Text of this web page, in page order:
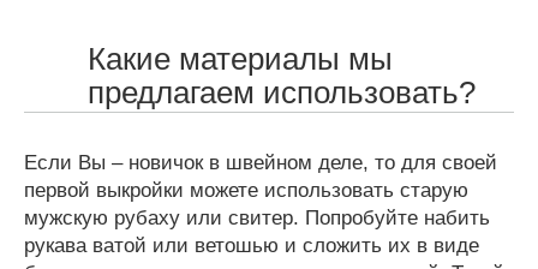
Какие материалы мы
предлагаем использовать?
Если Вы – новичок в швейном деле, то для своей
первой выкройки можете использовать старую
мужскую рубаху или свитер. Попробуйте набить
рукава ватой или ветошью и сложить их в виде